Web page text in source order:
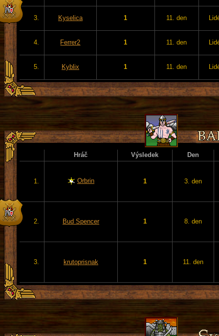
3. Kyselica 1 11. den
4. Ferrer2 1 11. den
5. Kyblix 1 11. den
Hráč Výsledek Den
1. Orbrin 1 3. den
2. Bud Spencer 1 8. den
3. krutoprisnak 1 11. den